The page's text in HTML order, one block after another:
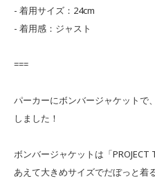
- 着用サイズ：24cm
- 着用感：ジャスト
===
パーカーにボンバージャケットで
しました！
ボンバージャケットは「PROJECT
あえて大きめサイズでだぼっと着